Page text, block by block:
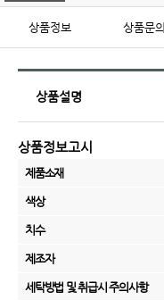
상품정보 상품문의
상품설명
상품정보고시
제품소재
색상
치수
제조자
세탁방법 및 취급시 주의사항